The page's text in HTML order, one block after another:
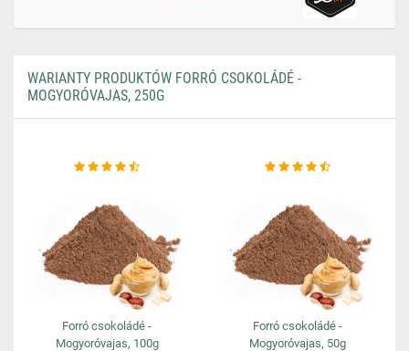
WARIANTY PRODUKTÓW FORRÓ CSOKOLÁDÉ -
MOGYORÓVAJAS, 250G
Forró csokoládé -
Mogyoróvajas, 100g
Forró csokoládé -
Mogyoróvajas, 50g